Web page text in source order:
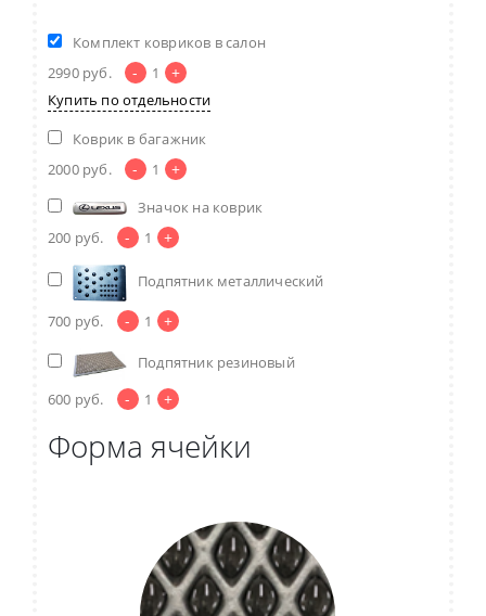
Комплект ковриков в салон
2990 руб. - 1 +
Купить по отдельности
Коврик в багажник
2000 руб. - 1 +
Значок на коврик
200 руб. - 1 +
Подпятник металлический
700 руб. - 1 +
Подпятник резиновый
600 руб. - 1 +
Форма ячейки